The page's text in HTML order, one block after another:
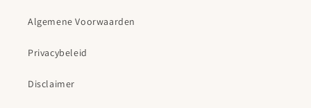
Algemene Voorwaarden
Privacybeleid
Disclaimer